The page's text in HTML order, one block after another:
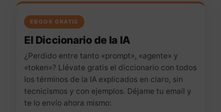
EBOOK GRATIS
El Diccionario de la IA
¿Perdido entre tanto «prompt», «agente» y
«token»? Llévate gratis el diccionario con todos
los términos de la IA explicados en claro, sin
tecnicismos y con ejemplos. Déjame tu email y
te lo envío ahora mismo: